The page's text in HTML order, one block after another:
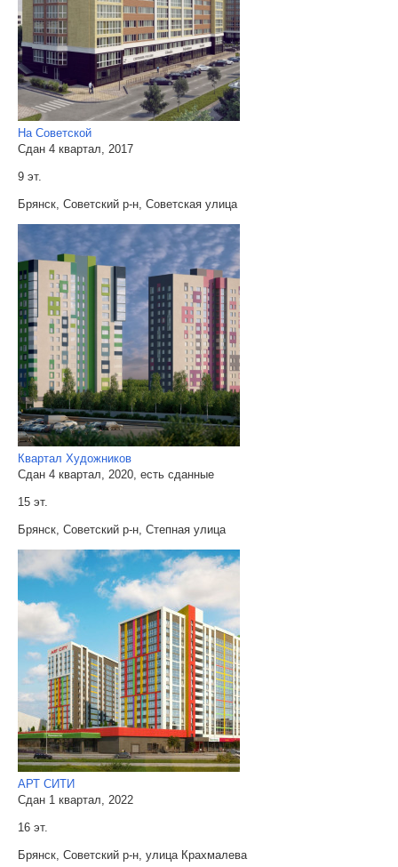
На Советской
Сдан 4 квартал, 2017
9 эт.
Брянск, Советский р-н, Советская улица
Квартал Художников
Сдан 4 квартал, 2020, есть сданные
15 эт.
Брянск, Советский р-н, Степная улица
АРТ СИТИ
Сдан 1 квартал, 2022
16 эт.
Брянск, Советский р-н, улица Крахмалева